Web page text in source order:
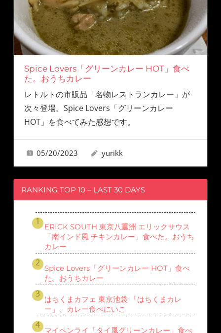
Spice Lovers「グリーンカレー HOT」食べ
た。おうちカレー
レトルトの市販品「名物レストランカレー」が
次々登場。Spice Lovers「グリーンカレー
HOT」を食べてみた感想です。
05/20/2023 yurikk
RANKING TOP 10 – LAST 30 DAYS
ERICK SOUTH 東京八重洲 エリックサウス
「南インド風 チキンカレー」食べた。おうち
カレー
Spice Lovers「グリーンカレー HOT」食べ
た。おうちカレー
はちくまカフェ 東京池袋 「はちくまカレ
ー」、カレー食べにいこ
マイペンライ「タイ風グリーンカレー」食べ